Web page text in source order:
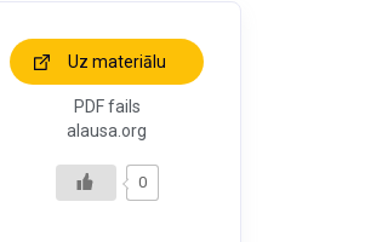
Uz materiālu
PDF fails
alausa.org
0